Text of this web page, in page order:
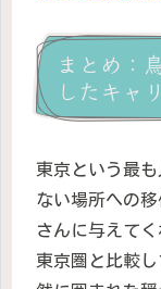
まとめ：
したキャ
東京という最
ない場所への
さんに与えて
東京圏と比較